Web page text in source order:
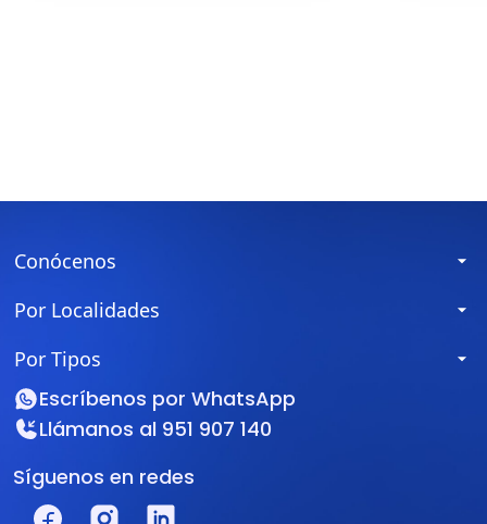
Conócenos
Por Localidades
Por Tipos
Escríbenos por WhatsApp
Llámanos al 951 907 140
Síguenos en redes